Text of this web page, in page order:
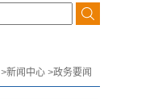
>新闻中心 >政务要闻